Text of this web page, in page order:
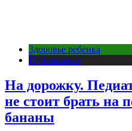
Здоровье ребенка
Публикации
На дорожку.
не стоит брать на
бананы